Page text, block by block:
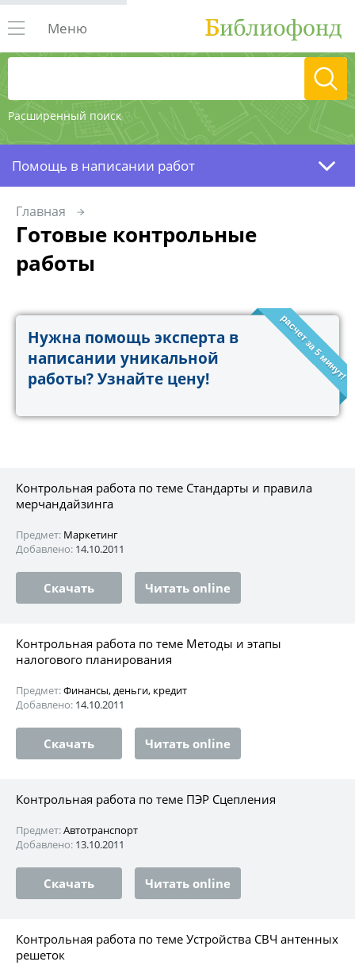
Расширенный поиск
Меню
Помощь в написании работ
Главная
Готовые контрольные
работы
расчет за 5 минут!
Нужна помощь эксперта в
написании уникальной
работы? Узнайте цену!
Контрольная работа по теме Стандарты и правила
мерчандайзинга
Предмет: Маркетинг
Добавлено: 14.10.2011
Скачать Читать online
Контрольная работа по теме Методы и этапы
налогового планирования
Предмет:Финансы, деньги, кредит
Добавлено: 14.10.2011
Скачать Читать online
Контрольная работа по теме ПЭР Сцепления
Предмет:Автотранспорт
Добавлено: 13.10.2011
Скачать Читать online
Контрольная работа по теме Устройства СВЧ антенных
решеток